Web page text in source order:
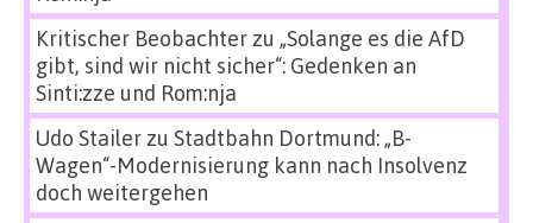
Kritischer Beobachterzu „Solange es die AfD
gibt, sind wir nicht sicher“: Gedenken an
Sinti:zze und Rom:nja
Udo Stailerzu Stadtbahn Dortmund: „B-
Wagen“-Modernisierung kann nach Insolvenz
doch weitergehen